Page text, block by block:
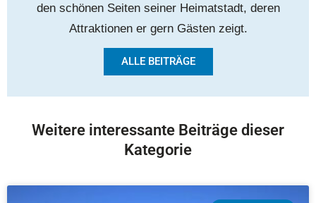
den schönen Seiten seiner Heimatstadt, deren
Attraktionen er gern Gästen zeigt.
ALLE BEITRÄGE
Weitere interessante Beiträge dieser
Kategorie